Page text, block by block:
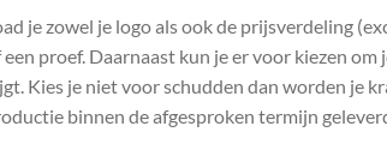
je zowel je logo als ook de prijsverdeling
proef. Daarnaast kun je er voor kiezen
Kies je niet voor schudden dan worden je
binnen de afgesproken termijn